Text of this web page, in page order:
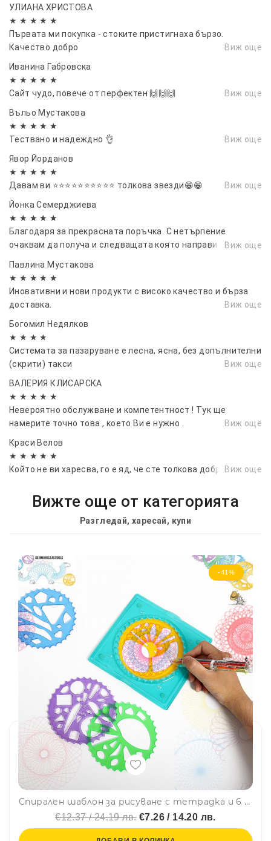
Двустранни карти с изображения - 5 бр. (10
картинки)
Дървени клечки за хранене - 2 бр.
Дьрвена льжица - 1 бр.
Дьрвени пинсети - 1 бр
УЛИАНА ХРИСТОВА
★ ★ ★ ★ ★
Първата ми покупка - стоките пристигнаха бързо.
Качество добро
Виж още
Иванина Габровска
★ ★ ★ ★ ★
Сайт чудо, повече от перфектен 🙌🙌🙌
Виж още
Въльо Мустакова
★ ★ ★ ★ ★
Тествано и надеждно 👌
Виж още
Явор Йорданов
★ ★ ★ ★ ★
Давам ви ⭐⭐⭐⭐⭐⭐⭐⭐⭐⭐ толкова звезди😁😁
Виж още
Йонка Семерджиева
★ ★ ★ ★ ★
Благодаря за прекрасната поръчка. С нетърпение
очаквам да получа и следващата която направих преди
Виж още
Павлина Мустакова
★ ★ ★ ★ ★
Иновативни и нови продукти с високо качество и бърза
доставка.
Виж още
Богомил Недялков
★ ★ ★ ★
Системата за пазаруване е лесна, ясна, без допълнителни
(скрити) такси
Виж още
ВАЛЕРИЯ КЛИСАРСКА
★ ★ ★ ★ ★
Невероятно обслужване и компетентност ! Тук ще
намерите точно това , което Ви е нужно .
Виж още
Краси Велов
★ ★ ★ ★ ★
Който не ви харесва, го е яд, че сте толкова добри.Виж още
Вижте още от категорията
Разгледай, харесай, купи
-41%
Спирален шаблон за рисуване с тетрадка и 6 цветна химикалка 2112
€12.37 / 24.19 лв.€7.26 / 14.20 лв.